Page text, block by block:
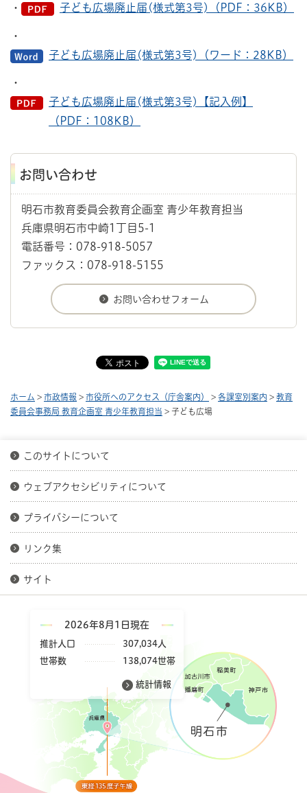
・ 子ども広場廃止届(様式第3号)（PDF：36KB）
・
子ども広場廃止届(様式第3号)（ワード：28KB）
・
子ども広場廃止届(様式第3号)【記入例】
（PDF：108KB）
お問い合わせ
明石市教育委員会教育企画室 青少年教育担当
兵庫県明石市中崎1丁目5-1
電話番号：078-918-5057
ファックス：078-918-5155
ホーム > 市政情報 > 市役所へのアクセス（庁舎案内） > 各課室別案内 > 教育
委員会事務局 教育企画室 青少年教育担当 > 子ども広場
このサイトについて
ウェブアクセシビリティについて
プライバシーについて
リンク集
サイト
2026年8月1日現在
推計人口
307,034人
世帯数
138,074世帯
統計情報